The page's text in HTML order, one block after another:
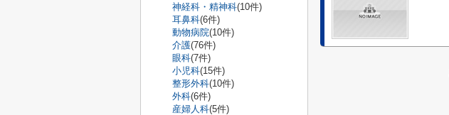
神経科・精神科(10件)
耳鼻科(6件)
動物病院(10件)
介護(76件)
眼科(7件)
小児科(15件)
整形外科(10件)
外科(6件)
産婦人科(5件)